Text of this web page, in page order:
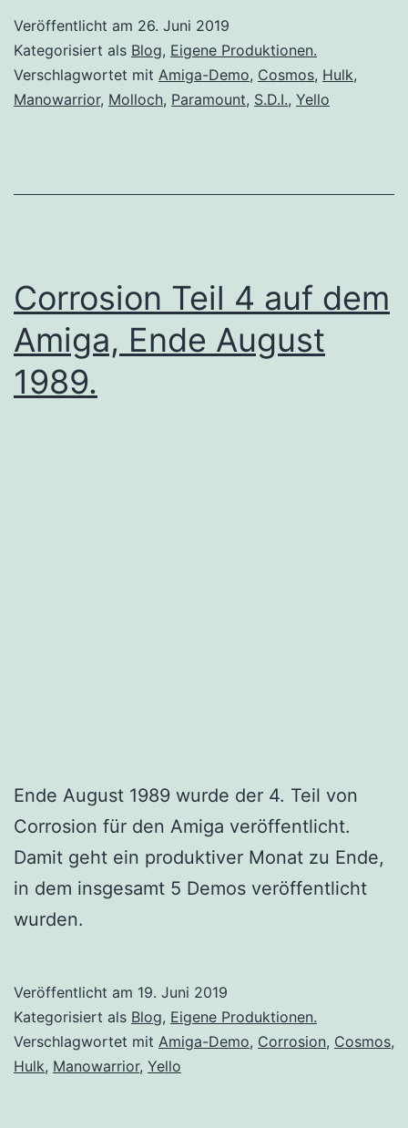
Veröffentlicht am 26. Juni 2019
Kategorisiert als Blog, Eigene Produktionen.
Verschlagwortet mit Amiga-Demo, Cosmos, Hulk,
Manowarrior, Molloch, Paramount, S.D.I., Yello
Corrosion Teil 4 auf dem
Amiga, Ende August
1989.
Ende August 1989 wurde der 4. Teil von
Corrosion für den Amiga veröffentlicht.
Damit geht ein produktiver Monat zu Ende,
in dem insgesamt 5 Demos veröffentlicht
wurden.
Veröffentlicht am 19. Juni 2019
Kategorisiert als Blog, Eigene Produktionen.
Verschlagwortet mit Amiga-Demo, Corrosion, Cosmos,
Hulk, Manowarrior, Yello